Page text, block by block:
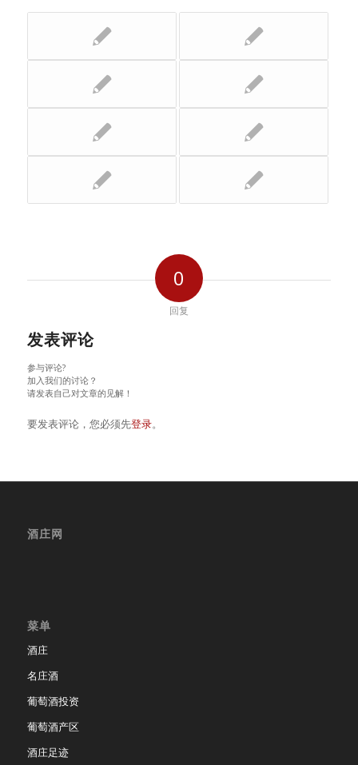
0
回复
发表评论
参与评论?
加入我们的讨论？
请发表自己对文章的见解！
要发表评论，您必须先登录。
酒庄网
菜单
酒庄
名庄酒
葡萄酒投资
葡萄酒产区
酒庄足迹